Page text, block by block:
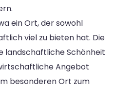
ein Ort, der sowohl
viel zu bieten hat. Die
landschaftliche Schönheit
Angebot
besonderen Ort zum